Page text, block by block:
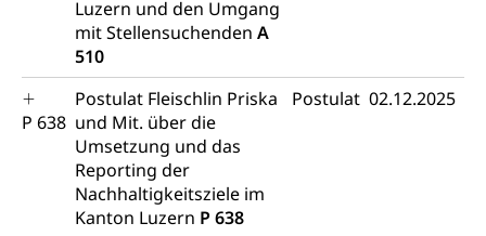
Luzern und den Umgang
mit Stellensuchenden A
510
P 638
Postulat Fleischlin Priska
und Mit. über die
Umsetzung und das
Reporting der
Nachhaltigkeitsziele im
Kanton Luzern P 638
Postulat 02.12.2025
Religionsvielfalt Im Kanton Luzern (unilu)
Religion (gruezi.lu.ch)
Sport
Freizeitaktivitäten, Schulsport, Spitzensport,
Breitensport, Jugend und Sport, Sportanlagen
Olympiateam Kanton Luzern
Offene Sporthallen
Gesundheitsförderung
Tiere
Haustiere, Heimtiere, Wildtiere, Veterinärmedizin,
Tiermedizin, Tierarzt, Tierschutz, Jagd, Fischerei,
Viehzucht